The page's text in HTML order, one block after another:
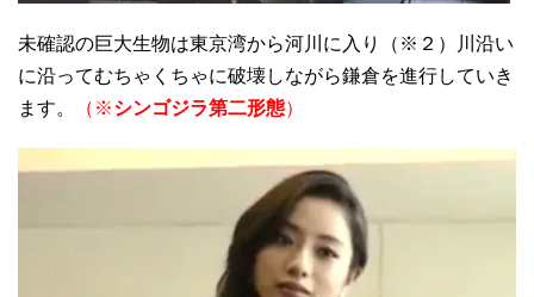
未確認の巨大生物は東京湾から河川に入り（※２）川沿い
に沿ってむちゃくちゃに破壊しながら鎌倉を進行していき
ます。
（※シンゴジラ第二形態）